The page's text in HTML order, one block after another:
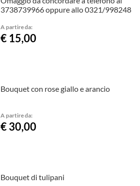
3738739966 oppure allo 0321/998248
A partire da:
€ 15,00
Bouquet con rose giallo e arancio
A partire da:
€ 30,00
Bouquet di tulipani